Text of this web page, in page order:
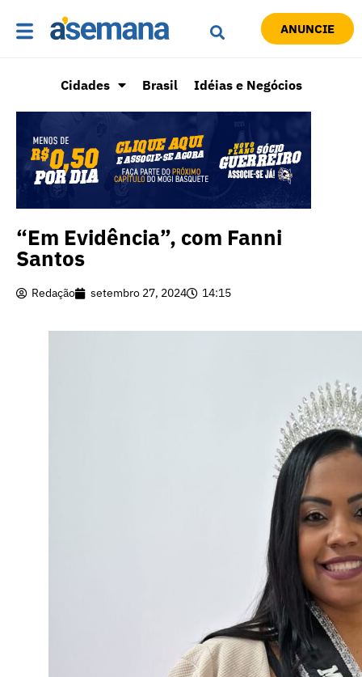
ANUNCIE
Cidades Brasil Idéias e Negócios
“Em Evidência”, com Fanni
Santos
Redação setembro 27, 2024 14:15